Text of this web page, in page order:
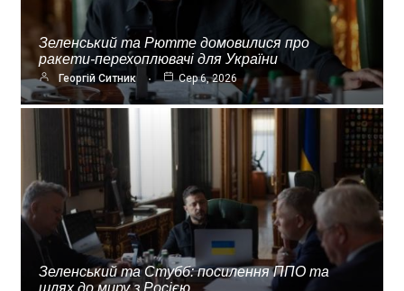
Зеленський та Рютте домовилися про
ракети-перехоплювачі для України
Георгій Ситник Сер 6, 2026
Зеленський та Стубб: посилення ППО та